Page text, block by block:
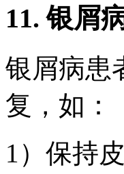
11. 银屑
银屑病患
复，如：
1）保持